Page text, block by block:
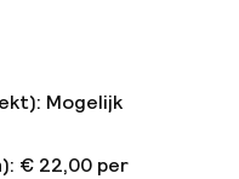
Mogelijk
€ 22,00 per